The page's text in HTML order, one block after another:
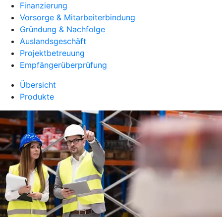
Finanzierung
Vorsorge & Mitarbeiterbindung
Gründung & Nachfolge
Auslandsgeschäft
Projektbetreuung
Empfängerüberprüfung
Übersicht
Produkte